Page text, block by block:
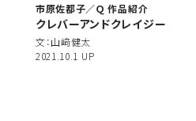
市原佐都子／Ｑ 作品紹介
クレバーアンドクレイジー
文：山﨑健太
2021.10.1 UP